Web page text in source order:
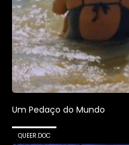
Um Pedaço do Mundo
QUEER.DOC